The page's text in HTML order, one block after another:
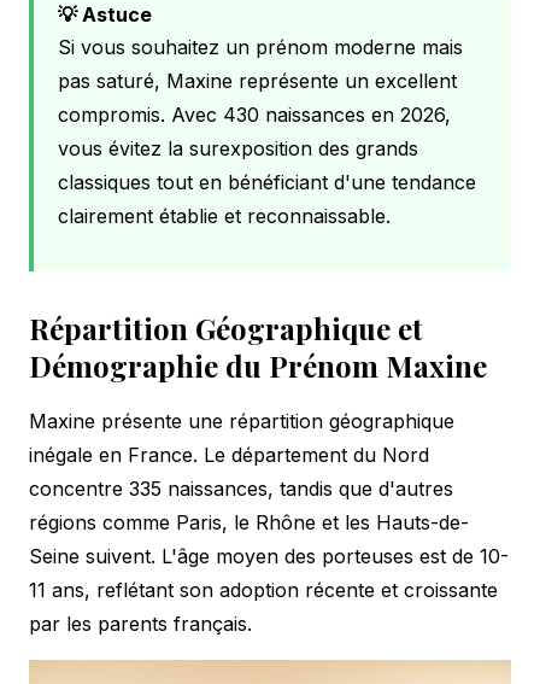
💡 Astuce
Si vous souhaitez un prénom moderne mais
pas saturé, Maxine représente un excellent
compromis. Avec 430 naissances en 2026,
vous évitez la surexposition des grands
classiques tout en bénéficiant d'une tendance
clairement établie et reconnaissable.
Répartition Géographique et
Démographie du Prénom Maxine
Maxine présente une répartition géographique
inégale en France. Le département du Nord
concentre 335 naissances, tandis que d'autres
régions comme Paris, le Rhône et les Hauts-de-
Seine suivent. L'âge moyen des porteuses est de 10-
11 ans, reflétant son adoption récente et croissante
par les parents français.